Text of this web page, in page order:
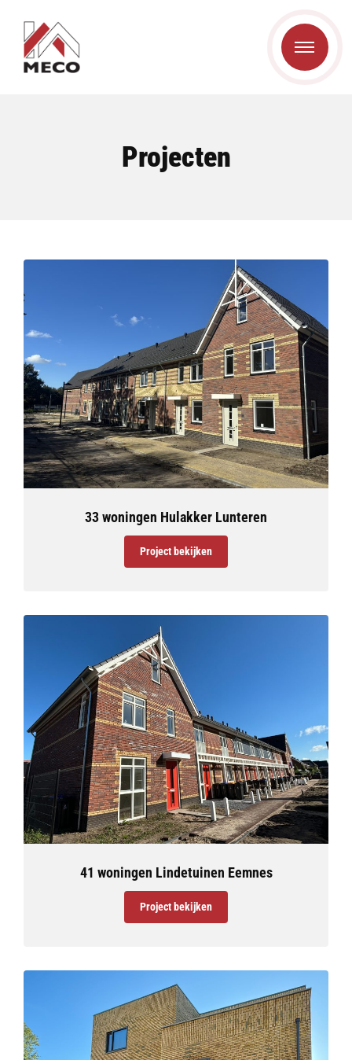
Projecten
33 woningen Hulakker Lunteren
Project bekijken
41 woningen Lindetuinen Eemnes
Project bekijken